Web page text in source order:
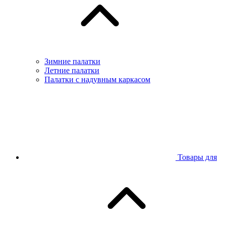
Зимние палатки
Летние палатки
Палатки с надувным каркасом
Товары для